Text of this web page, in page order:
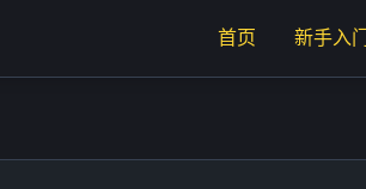
首页 新手入